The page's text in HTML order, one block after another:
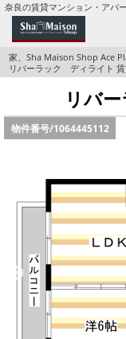
奈良の賃貸マンション・アパ
TOPページ
Foreigners
店長のおすすめ物件
積水ハウス Sha
積水ハウス Sha
路線·駅から探す
地域から探す
家、Sha Maison Shop Ace
リバーラック ディライト
リバ
物件番号/1064445112